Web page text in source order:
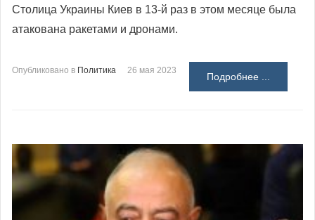
Столица Украины Киев в 13-й раз в этом месяце была
атакована ракетами и дронами.
Опубликовано в Политика 26 мая 2023
Подробнее ...